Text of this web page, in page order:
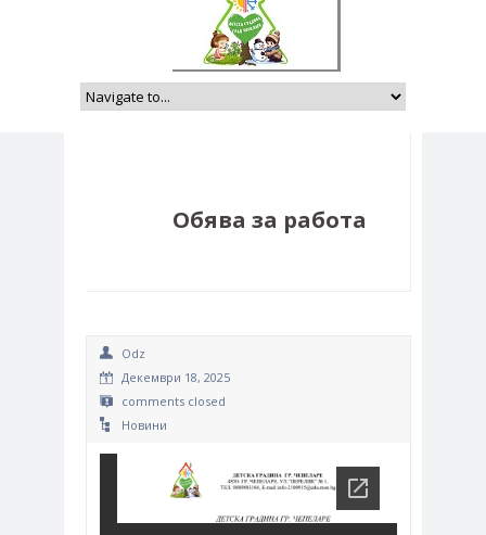
Обява за работа
Odz
Декември 18, 2025
comments closed
Новини